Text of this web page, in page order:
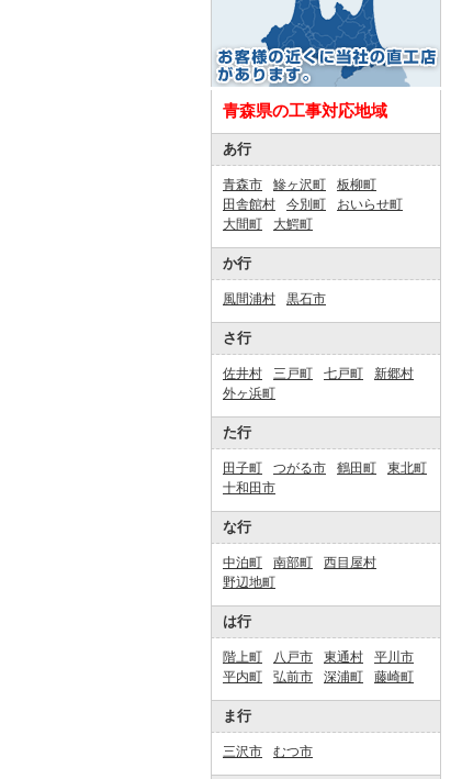
青森県の工事対応地域
あ行
青森市 鰺ヶ沢町
板柳町
田舎館村
今別町
おいらせ町
大間町
大鰐町
か行
風間浦村 黒石市
さ行
佐井村 三戸町 七戸町
新郷村
外ヶ浜町
た行
田子町 つがる市 鶴田町
東北町
十和田市
な行
中泊町 南部町
西目屋村
野辺地町
は行
階上町 八戸市 東通村
平川市
平内町
弘前市 深浦町 藤崎町
ま行
三沢市 むつ市